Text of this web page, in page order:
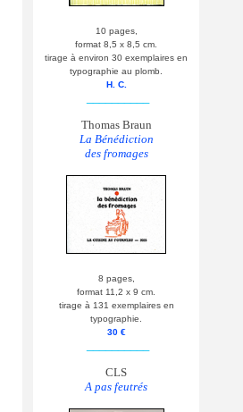
10 pages,
format 8,5 x 8,5 cm.
tirage à environ 30 exemplaires en
typographie au plomb.
H. C.
Thomas Braun
La Bénédiction
des fromages
8 pages,
format 11,2 x 9 cm.
tirage à 131 exemplaires en
typographie.
30 €
CLS
A pas feutrés